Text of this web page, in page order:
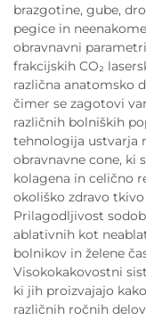
brazgotine, gube,
pegice in
obravnavni
frakcijskih CO₂
različna anatomsko
čimer se zagotovi
različnih bolniških
tehnologija ustvarja
obravnavne cone, ki
kolagena in celično
okoliško zdravo
Prilagodljivost
ablativnih kot
bolnikov in želene
Visokokakovostni
ki jih proizvajajo
različnih ročnih